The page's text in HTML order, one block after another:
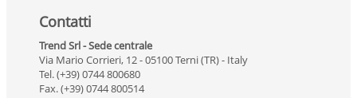
Contatti
Trend Srl - Sede centrale
Via Mario Corrieri, 12 - 05100 Terni (TR) - Italy
Tel. (+39) 0744 800680
Fax. (+39) 0744 800514